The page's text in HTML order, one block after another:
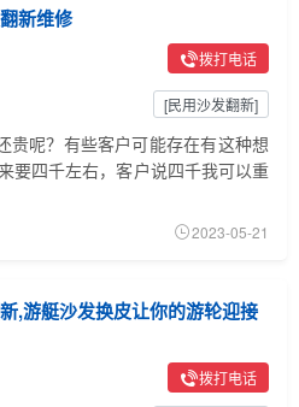
新维修
拨打电话
[民用沙发翻新]
贵呢？有些客户可能存在有这种想
要四千左右，客户说四千我可以重
2023-05-21
,游艇沙发换皮让你的游轮迎接
拨打电话